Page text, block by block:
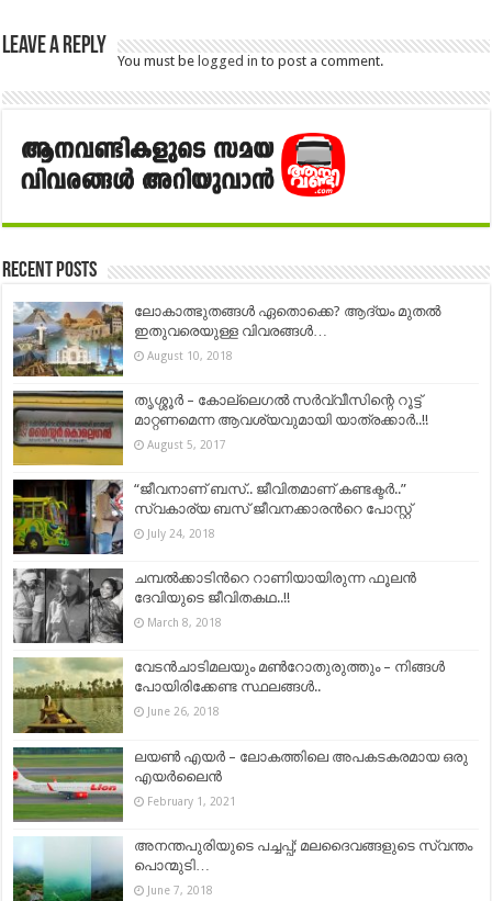
Leave a Reply
You must be logged in to post a comment.
Recent Posts
ലോകാത്ഭുതങ്ങൾ ഏതൊക്കെ? ആദ്യം മുതൽ
ഇതുവരെയുള്ള വിവരങ്ങൾ…
August 10, 2018
തൃശ്ശൂർ – കോല്ലെഗൽ സർവ്വീസിന്റെ റൂട്ട്
മാറ്റണമെന്ന ആവശ്യവുമായി യാത്രക്കാർ..!!
August 5, 2017
“ജീവനാണ് ബസ്.. ജീവിതമാണ് കണ്ടക്ടർ..”
സ്വകാര്യ ബസ് ജീവനക്കാരന്‍റെ പോസ്റ്റ്
July 24, 2018
ചമ്പൽക്കാടിന്‍റെ റാണിയായിരുന്ന ഫൂലൻ
ദേവിയുടെ ജീവിതകഥ..!!
March 8, 2018
വേടൻചാടിമലയും മൺറോതുരുത്തും – നിങ്ങൾ
പോയിരിക്കേണ്ട സ്ഥലങ്ങൾ..
June 26, 2018
ലയൺ എയർ – ലോകത്തിലെ അപകടകരമായ ഒരു
എയർലൈൻ
February 1, 2021
അനന്തപുരിയുടെ പച്ചപ്പ്; മലദൈവങ്ങളുടെ സ്വന്തം
പൊന്മുടി…
June 7, 2018